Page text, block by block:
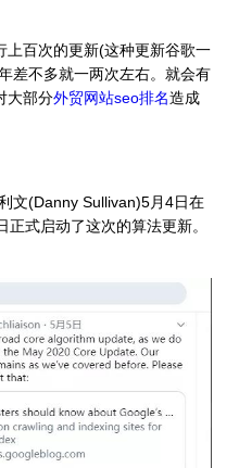
上百次的更新(这种更新谷歌一
差不多就一两次左右。就会有
大部分外贸网站seo排名造成
(Danny Sullivan)5月4日在
式启动了这次的算法更新。